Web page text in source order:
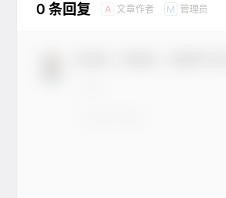
0 条回复 A 文章作者 M 管理员